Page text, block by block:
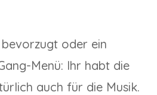
oder ein
Menü: Ihr habt die
auch für die Musik.